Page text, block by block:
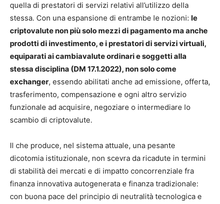
quella di prestatori di servizi relativi all’utilizzo della
stessa. Con una espansione di entrambe le nozioni: le
criptovalute non più solo mezzi di pagamento ma anche
prodotti di investimento, e i prestatori di servizi virtuali,
equiparati ai cambiavalute ordinari e soggetti alla
stessa disciplina (DM 17.1.2022), non solo come
exchanger, essendo abilitati anche ad emissione, offerta,
trasferimento, compensazione e ogni altro servizio
funzionale ad acquisire, negoziare o intermediare lo
scambio di criptovalute.
Il che produce, nel sistema attuale, una pesante
dicotomia istituzionale, non scevra da ricadute in termini
di stabilità dei mercati e di impatto concorrenziale fra
finanza innovativa autogenerata e finanza tradizionale:
con buona pace del principio di neutralità tecnologica e